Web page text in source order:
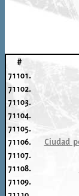
#
71101.
71102.
71103.
71104.
71105.
71106.
Ciudad
71107.
71108.
71109.